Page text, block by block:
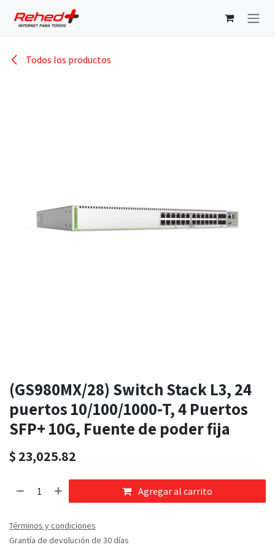
Todos los productos
(GS980MX/28) Switch Stack L3, 24
puertos 10/100/1000-T, 4 Puertos
SFP+ 10G, Fuente de poder fija
$ 23,025.82
Agregar al carrito
Términos y condiciones
Grantía de devolución de 30 días